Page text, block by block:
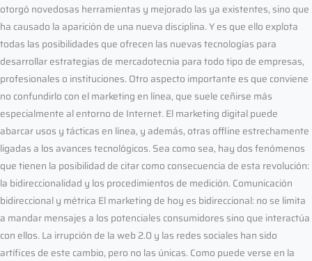
otorgó novedosas herramientas y mejorado las ya existentes, sino que
ha causado la aparición de una nueva disciplina. Y es que ello explota
todas las posibilidades que ofrecen las nuevas tecnologías para
desarrollar estrategias de mercadotecnia para todo tipo de empresas,
profesionales o instituciones. Otro aspecto importante es que conviene
no confundirlo con el marketing en línea, que suele ceñirse más
especialmente al entorno de Internet. El marketing digital puede
abarcar usos y tácticas en línea, y además, otras offline estrechamente
ligadas a los avances tecnológicos. Sea como sea, hay dos fenómenos
que tienen la posibilidad de citar como consecuencia de esta revolución:
la bidireccionalidad y los procedimientos de medición. Comunicación
bidireccional y métrica El marketing de hoy es bidireccional: no se limita
a mandar mensajes a los potenciales consumidores sino que interactúa
con ellos. La irrupción de la web 2.0 y las redes sociales han sido
artífices de este cambio, pero no las únicas. Como puede verse en la